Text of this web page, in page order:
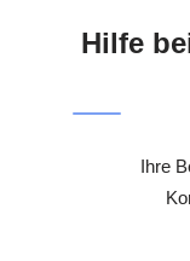
Hilfe
Ihre